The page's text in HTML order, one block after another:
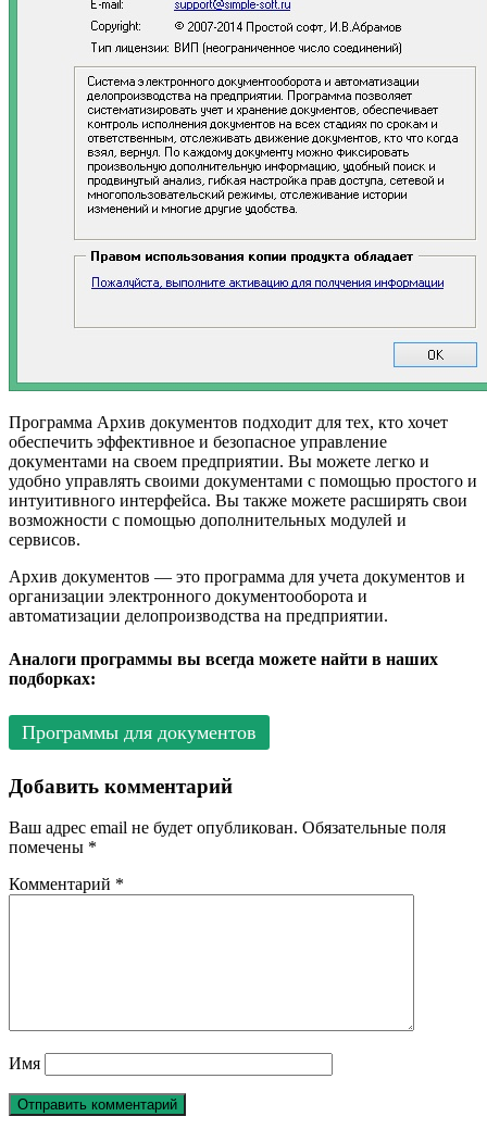
Программа Архив документов подходит для тех, кто хочет
обеспечить эффективное и безопасное управление
документами на своем предприятии. Вы можете легко и
удобно управлять своими документами с помощью простого и
интуитивного интерфейса. Вы также можете расширять свои
возможности с помощью дополнительных модулей и
сервисов.
Архив документов — это программа для учета документов и
организации электронного документооборота и
автоматизации делопроизводства на предприятии.
Аналоги программы вы всегда можете найти в наших
подборках:
Программы для документов
Добавить комментарий
Ваш адрес email не будет опубликован. Обязательные поля
помечены *
Комментарий *
Имя